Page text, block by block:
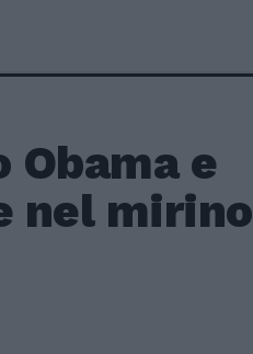
Obama e
nel mirino